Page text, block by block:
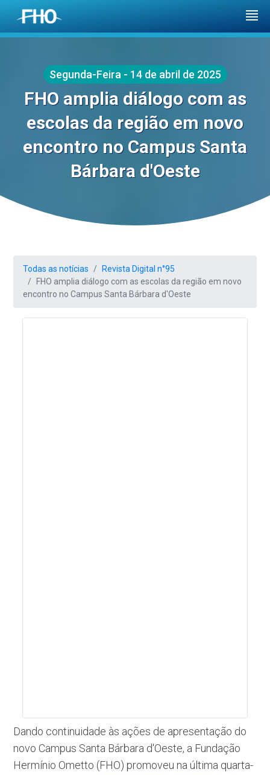
Segunda-Feira - 14 de abril de 2025
FHO amplia diálogo com as
escolas da região em novo
encontro no Campus Santa
Bárbara d'Oeste
Todas as notícias
Revista Digital n°95
FHO amplia diálogo com as escolas da região em novo
encontro no Campus Santa Bárbara d'Oeste
Dando continuidade às ações de apresentação do
novo Campus Santa Bárbara d'Oeste, a Fundação
Hermínio Ometto (FHO) promoveu na última quarta-